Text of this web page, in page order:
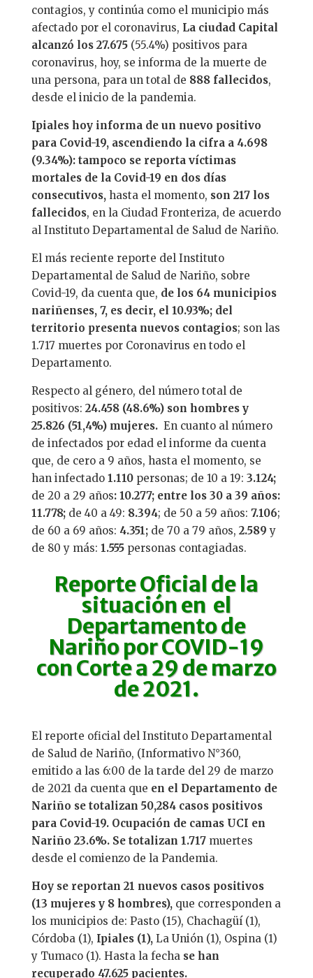
contagios, y continúa como el municipio más
afectado por el coronavirus, La ciudad Capital
alcanzó los 27.675 (55.4%) positivos para
coronavirus, hoy, se informa de la muerte de
una persona, para un total de 888 fallecidos,
desde el inicio de la pandemia.
Ipiales hoy informa de un nuevo positivo
para Covid-19, ascendiendo la cifra a 4.698
(9.34%): tampoco se reporta víctimas
mortales de la Covid-19 en dos días
consecutivos, hasta el momento, son 217 los
fallecidos, en la Ciudad Fronteriza, de acuerdo
al Instituto Departamental de Salud de Nariño.
El más reciente reporte del Instituto
Departamental de Salud de Nariño, sobre
Covid-19, da cuenta que, de los 64 municipios
nariñenses, 7, es decir, el 10.93%; del
territorio presenta nuevos contagios; son las
1.717 muertes por Coronavirus en todo el
Departamento.
Respecto al género, del número total de
positivos: 24.458 (48.6%) son hombres y
25.826 (51,4%) mujeres. En cuanto al número
de infectados por edad el informe da cuenta
que, de cero a 9 años, hasta el momento, se
han infectado 1.110 personas; de 10 a 19: 3.124;
de 20 a 29 años: 10.277; entre los 30 a 39 años:
11.778;de 40 a 49: 8.394; de 50 a 59 años: 7.106;
de 60 a 69 años: 4.351;de 70 a 79 años, 2.589 y
de 80 y más: 1.555personas contagiadas.
Reporte Oficialde la
situación en el
Departamento de
Nariño por COVID-19
con Corte a 29 de marzo
de 2021.
El reporte oficial del Instituto Departamental
de Salud de Nariño, (Informativo N°360,
emitido a las 6:00 de la tarde del 29 de marzo
de 2021 da cuenta que en el Departamento de
Nariño se totalizan 50,284 casos positivos
para Covid-19. Ocupación de camas UCI en
Nariño 23.6%. Se totalizan 1.717 muertes
desde el comienzo de la Pandemia.
Hoy se reportan 21 nuevos casos positivos
(13 mujeres y 8 hombres),que corresponden a
los municipios de: Pasto (15), Chachagüí (1),
Córdoba (1), Ipiales (1),La Unión (1), Ospina (1)
y Tumaco (1). Hasta la fecha se han
recuperado 47.625 pacientes.